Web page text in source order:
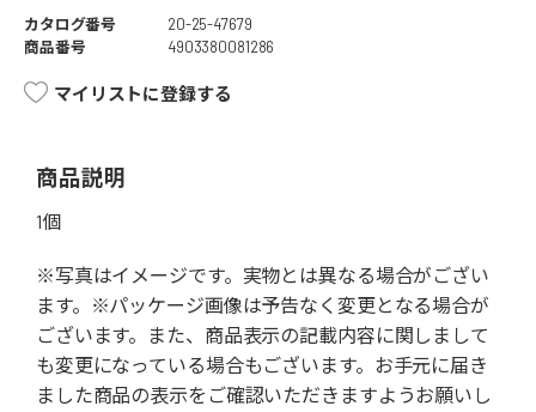
カタログ番号
20-25-47679
商品番号
4903380081286
マイリストに登録する
商品説明
1個
※写真はイメージです。実物とは異なる場合がござい
ます。※パッケージ画像は予告なく変更となる場合が
ございます。また、商品表示の記載内容に関しまして
も変更になっている場合もございます。お手元に届き
ました商品の表示をご確認いただきますようお願いし